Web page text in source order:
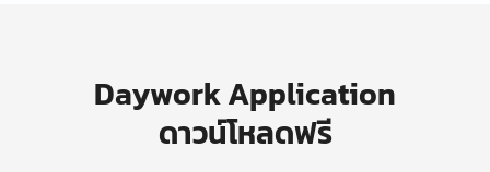
Daywork Application
ดาวน์โหลดฟรี